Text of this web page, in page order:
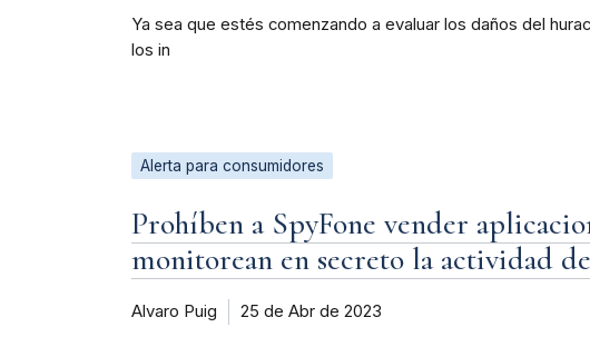
Ya sea que estés comenzando a evaluar los daños del
los in
Alerta para consumidores
Prohíben a SpyFone vender
monitorean en secreto la actividad
Alvaro Puig 25 de Abr de 2023